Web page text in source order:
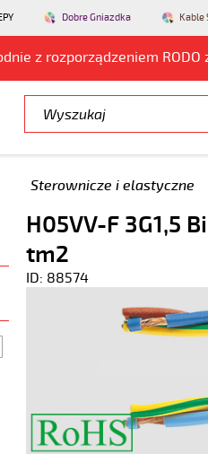
Dobre Gniazdka Kable
z rozporządzeniem
Sterownicze i elastyczne
H05VV-F 3G1,5
tm2
ID: 88574